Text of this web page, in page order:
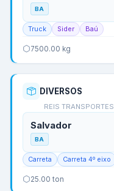
BA
Truck Sider Baú
7500.00 kg
DIVERSOS
REIS TRANSPORTES
Salvador
BA
Carreta Carreta 4º eixo
25.00 ton